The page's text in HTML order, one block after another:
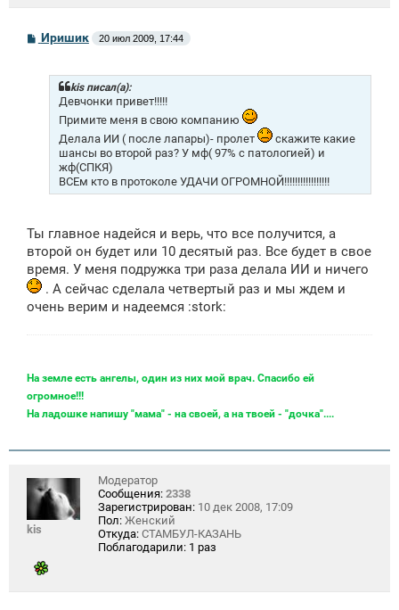
СИришик 20 июл 2009, 17:44
kis писал(а):
Девчонки привет!!!!!
Примите меня в свою компанию
Делала ИИ ( после лапары)- пролет
скажите какие
шансы во второй раз? У мф( 97% с патологией) и
жф(СПКЯ)
ВСЕм кто в протоколе УДАЧИ ОГРОМНОЙ!!!!!!!!!!!!!!!!!
Ты главное надейся и верь, что все получится, а
второй он будет или 10 десятый раз. Все будет в свое
время. У меня подружка три раза делала ИИ и ничего
. А сейчас сделала четвертый раз и мы ждем и
очень верим и надеемся :stork:
На земле есть ангелы, один из них мой врач. Спасибо ей
огромное!!!
На ладошке напишу "мама" - на своей, а на твоей - "дочка"....
kis
Модератор
Сообщения: 2338
Зарегистрирован: 10 дек 2008, 17:09
Пол: Женский
Откуда: СТАМБУЛ-КАЗАНЬ
Поблагодарили: 1 раз